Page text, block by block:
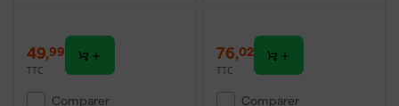
49,99
TTC
Comparer
76,02
TTC
Comparer